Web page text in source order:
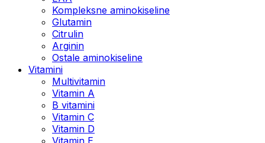
Kompleksne aminokiseline
Glutamin
Citrulin
Arginin
Ostale aminokiseline
Vitamini
Multivitamin
Vitamin A
B vitamini
Vitamin C
Vitamin D
Vitamin E